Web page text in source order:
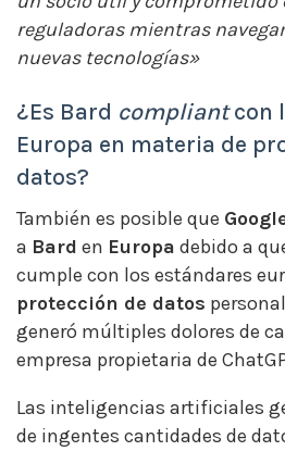
reguladoras mientras
nuevas tecnologías»
¿Es Bard compliantcon
Europa en materia de
datos?
También es posible que
a Bard en Europa debido a
cumple con los estándares
protección de datos
generó múltiples dolores de
empresa propietaria de
Las inteligencias artificiales
de ingentes cantidades de